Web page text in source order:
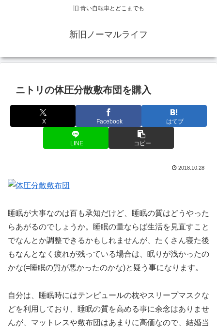
旧:青い自転車とどこまでも
新旧ノーマルライフ
ニトリの体圧分散敷布団を購入
X Facebook はてブ
LINE コピー
2018.10.28
睡眠が大事なのは百も承知だけど、睡眠の質はどうやった
らあがるのでしょうか。睡眠の量ならば生活を見直すこと
でなんとか調整できるかもしれませんが、たくさん寝た後
もなんとなく疲れが残っている場合は、眠りが浅かったの
かな(=睡眠の質が悪かったのかな)と疑う事になります。
自分は、睡眠時にはテンピュールの枕やスリープマスクな
どを利用しており、睡眠の質を高める事に余念はありませ
んが、マットレスや敷布団はあまりに高価なので、結婚当